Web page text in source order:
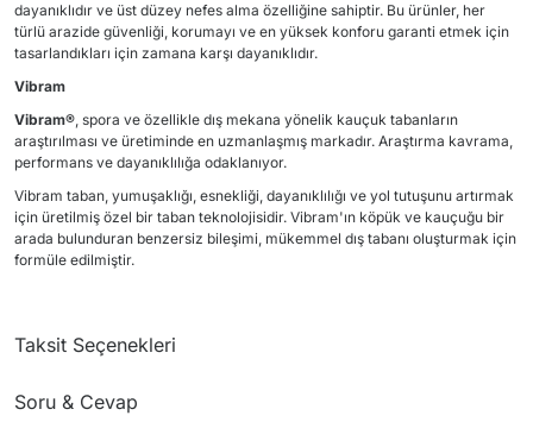
dayanıklıdır ve üst düzey nefes alma özelliğine sahiptir. Bu ürünler, her
türlü arazide güvenliği, korumayı ve en yüksek konforu garanti etmek için
tasarlandıkları için zamana karşı dayanıklıdır.
Vibram
Vibram®, spora ve özellikle dış mekana yönelik kauçuk tabanların
araştırılması ve üretiminde en uzmanlaşmış markadır. Araştırma kavrama,
performans ve dayanıklılığa odaklanıyor.
Vibram taban, yumuşaklığı, esnekliği, dayanıklılığı ve yol tutuşunu artırmak
için üretilmiş özel bir taban teknolojisidir. Vibram'ın köpük ve kauçuğu bir
arada bulunduran benzersiz bileşimi, mükemmel dış tabanı oluşturmak için
formüle edilmiştir.
Taksit Seçenekleri
Soru & Cevap